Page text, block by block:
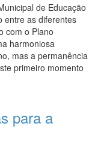
de Educação
entre as diferentes
com o Plano
harmoniosa
mas a permanência
primeiro momento
para a